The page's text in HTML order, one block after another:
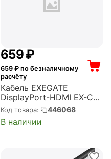
‍659‍₽
659₽ по безналичному
расчёту
Кабель EXEGATE
DisplayPort-HDMI EX-CC-
DP-HDMI-7.5 (20M/19M,
7,5м, экран)
(EX294712RUS)
Код товара: 446068
В наличии